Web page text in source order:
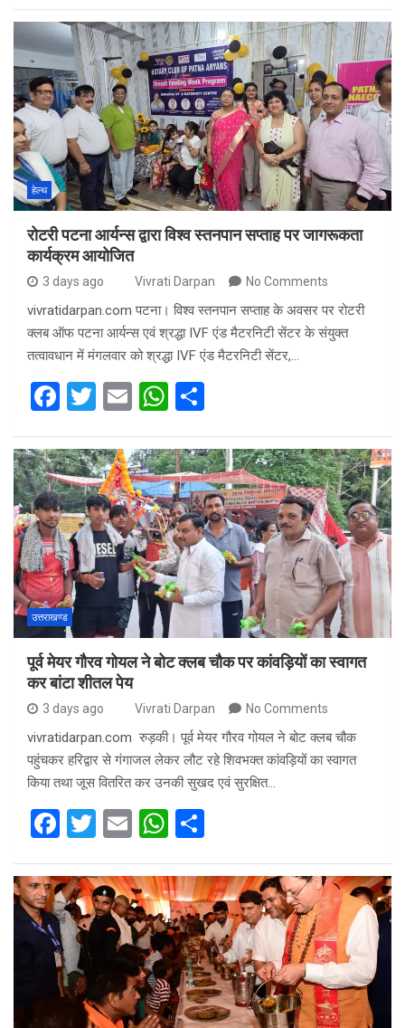
ce
b
o
o
k
tt
er
ail at
s
A
p
p
ar
e
हेल्थ
रोटरी पटना आर्यन्स द्वारा विश्व स्तनपान सप्ताह पर जागरूकता
कार्यक्रम आयोजित
3 days ago Vivrati Darpan No Comments
vivratidarpan.com पटना। विश्व स्तनपान सप्ताह के अवसर पर रोटरी
क्लब ऑफ पटना आर्यन्स एवं श्रद्धा IVF एंड मैटरनिटी सेंटर के संयुक्त
तत्वावधान में मंगलवार को श्रद्धा IVF एंड मैटरनिटी सेंटर,…
F
ce
b
o
o
k
T
tt
er
E
ail
W
at
s
A
p
p
ar
e
उत्तराखण्ड
पूर्व मेयर गौरव गोयल ने बोट क्लब चौक पर कांवड़ियों का स्वागत
कर बांटा शीतल पेय
3 days ago Vivrati Darpan No Comments
vivratidarpan.com रुड़की। पूर्व मेयर गौरव गोयल ने बोट क्लब चौक
पहुंचकर हरिद्वार से गंगाजल लेकर लौट रहे शिवभक्त कांवड़ियों का स्वागत
किया तथा जूस वितरित कर उनकी सुखद एवं सुरक्षित…
F
ce
b
o
o
k
T
tt
er
E
ail
W
at
s
A
p
p
ar
e